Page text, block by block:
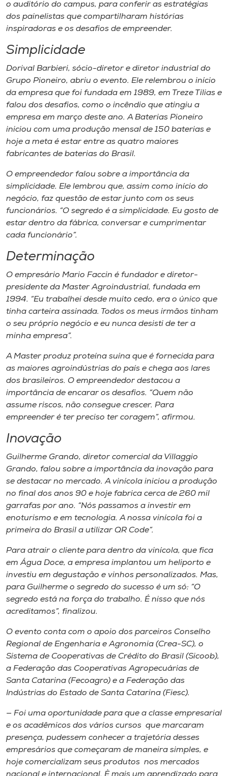
A+
A-
o auditório do campus, para conferir as estratégias
dos painelistas que compartilharam histórias
inspiradoras e os desafios de empreender.
Simplicidade
Dorival Barbieri, sócio-diretor e diretor industrial do
Grupo Pioneiro, abriu o evento. Ele relembrou o início
da empresa que foi fundada em 1989, em Treze Tílias e
falou dos desafios, como o incêndio que atingiu a
empresa em março deste ano. A Baterias Pioneiro
iniciou com uma produção mensal de 150 baterias e
hoje a meta é estar entre as quatro maiores
fabricantes de baterias do Brasil.
O empreendedor falou sobre a importância da
simplicidade. Ele lembrou que, assim como início do
negócio, faz questão de estar junto​ com os seus
funcionários. “O segredo é a simplicidade. Eu gosto de
estar dentro da fábrica, conversar e cumprimentar
cada funcionário”.
Determinação
O empresário Mario Faccin é fundador e diretor-
presidente da Master Agroindustrial, fundada em
1994. “Eu trabalhei desde muito cedo, era o único que
tinha carteira assinada. Todos os meus irmãos tinham
o seu próprio negócio e eu nunca desisti de ter a
minha empresa”.
A Master produz proteína suína que é fornecida para
as maiores agroindústrias do país e chega aos lares
dos brasileiros. O empreendedor destacou a
importância de encarar os desafios. “Quem não
assume riscos, não consegue crescer. Para
empreender é ter preciso ter coragem”, afirmou.
Inovação​
Guilherme Grando, diretor comercial da Villaggio
Grando, falou sobre a importância da inovação para
se destacar no mercado. A vinícola iniciou a produção
no final dos anos 90 e hoje fabrica cerca de 260 mil
garrafas por ano. “Nós passamos a investir em
enoturismo e em tecnologia. A nossa vinícola foi a
primeira do Brasil a utilizar QR Code”.
Para atrair o cliente para dentro da vinícola, que fica
em Água Doce, a empresa implantou um heliporto e
investiu em degustação e vinhos personalizados. Mas,
para Guilherme o segredo do sucesso é um só: “O
segredo está na força do trabalho. É nisso que nós
acreditamos”, finalizou.
O evento conta com o apoio dos parceiros Conselho
Regional de Engenharia e Agronomia (Crea-SC), o
Sistema de Cooperativas de Crédito do Brasil (Sicoob),
a Federação das Cooperativas Agropecuárias de
Santa Catarina (Fecoagro) e a Federação das
Indústrias do Estado de Santa Catarina (Fiesc).
— Foi uma oportunidade para que a classe empresarial
e os acadêmicos dos vários cursos que marcaram
presença, pudessem conhecer a trajetória desses
empresários que começaram de maneira simples, e
hoje comercializam seus produtos nos mercados